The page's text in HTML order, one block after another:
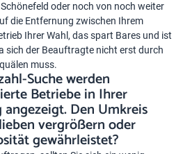
oder noch von noch weiter
die Entfernung zwischen Ihrem
Ihrer Wahl, das spart Bares und ist
sich der Beauftragte nicht erst durch
muss.
Suche werden
Betriebe in Ihrer
Den Umkreis
vergrößern oder
gewährleistet?